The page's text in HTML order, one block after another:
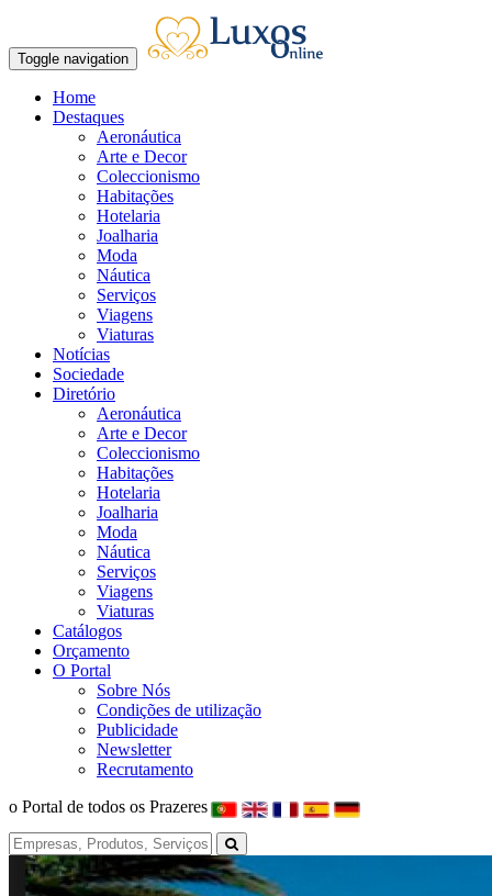
Toggle navigation
Home
Destaques
Aeronáutica
Arte e Decor
Coleccionismo
Habitações
Hotelaria
Joalharia
Moda
Náutica
Serviços
Viagens
Viaturas
Notícias
Sociedade
Diretório
Aeronáutica
Arte e Decor
Coleccionismo
Habitações
Hotelaria
Joalharia
Moda
Náutica
Serviços
Viagens
Viaturas
Catálogos
Orçamento
O Portal
Sobre Nós
Condições de utilização
Publicidade
Newsletter
Recrutamento
o Portal de todos os Prazeres